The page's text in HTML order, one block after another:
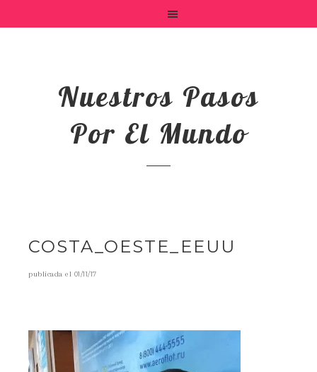
Nuestros Pasos
Por El Mundo
COSTA_OESTE_EEUU
publicada el 01/11/17